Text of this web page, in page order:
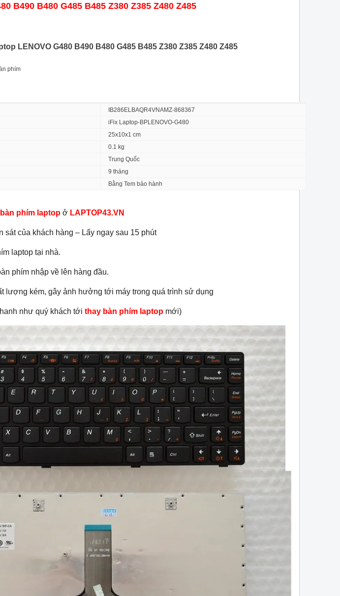
B490 B480 G485 B485 Z380 Z385 Z480 Z485
LENOVO G480 B490 B480 G485 B485 Z380 Z385 Z480 Z485
phím
IB286ELBAQR4VNAMZ-868367
iFix Laptop-BPLENOVO-G480
25x10x1 cm
0.1 kg
Trung Quốc
9 tháng
Bằng Tem bảo hành
phím laptop ở LAPTOP43.VN
của khách hàng – Lấy ngay sau 15 phút
laptop tại nhà.
phím nhập về lên hàng đầu.
lượng kém, gây ảnh hưởng tới máy trong quá trình sử dụng
như quý khách tới thay bàn phím laptopmới)